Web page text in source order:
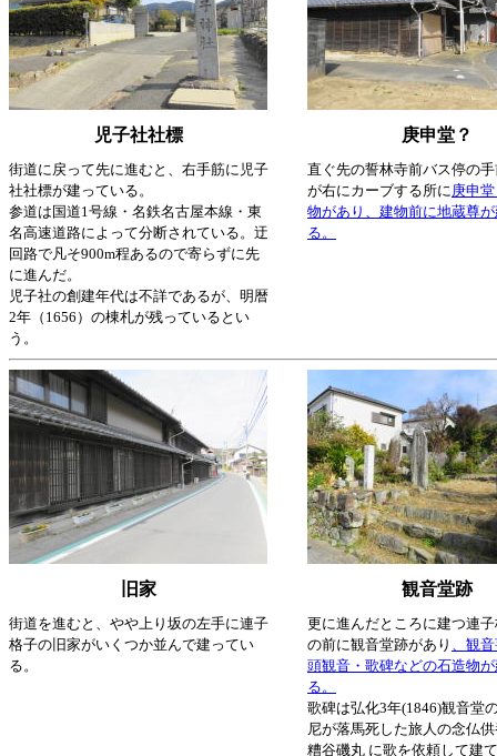
児子社社標 庚申堂？
街道に戻って先に進むと、右手筋に児子
社社標が建っている。
参道は国道1号線・名鉄名古屋本線・東
名高速道路によって分断されている。迂
回路で凡そ900m程あるので寄らずに先
に進んだ。
児子社の創建年代は不詳であるが、明暦
2年（1656）の棟札が残っているとい
う。
直ぐ先の誓林寺前バス停の
が右にカーブする所に庚申
物があり、建物前に地蔵尊
る。
旧家 観音堂跡
街道を進むと、やや上り坂の左手に連子
格子の旧家がいくつか並んで建ってい
る。
更に進んだところに建つ連
の前に観音堂跡があり 、観
頭観音・歌碑などの石造物
る。
歌碑は弘化3年(1846)観音堂
尼が落馬死した旅人の念仏
糟谷磯丸 に歌を依頼して建